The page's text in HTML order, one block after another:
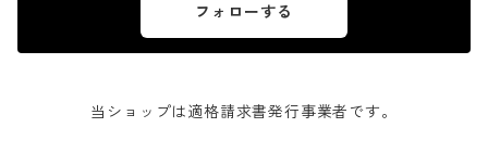
フォローする
当ショップは適格請求書発行事業者です。